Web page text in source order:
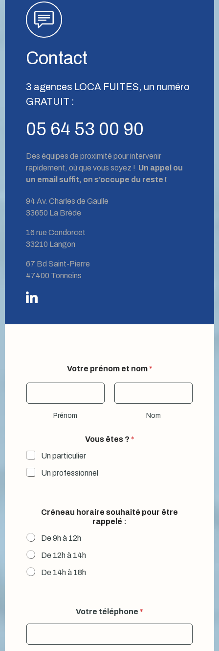
Contact
3 agences LOCA FUITES, un numéro
GRATUIT :
05 64 53 00 90
Des équipes de proximité pour intervenir
rapidement, où que vous soyez ! Un appel ou
un email suffit, on s’occupe du reste !
94 Av. Charles de Gaulle
33650 La Brède
16 rue Condorcet
33210 Langon
67 Bd Saint-Pierre
47400 Tonneins
V
s
Votre prénom et nom *
Prénom Nom
Vous êtes ? *
Un particulier
Un professionnel
Créneau horaire souhaité pour être
rappelé :
De 9h à 12h
De 12h à 14h
De 14h à 18h
Votre téléphone *